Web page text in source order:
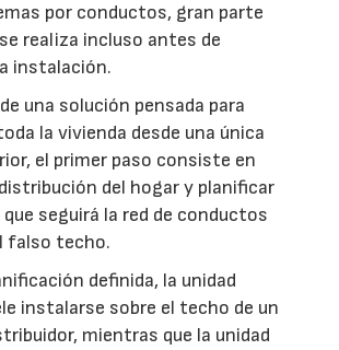
por conductos, gran parte
realiza incluso antes de
instalación.
una solución pensada para
la vivienda desde una única
el primer paso consiste en
del hogar y planificar
seguirá la red de conductos
falso techo.
definida, la unidad
instalarse sobre el techo de un
mientras que la unidad